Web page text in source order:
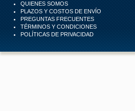
QUIENES SOMOS
PLAZOS Y COSTOS DE ENVÍO
PREGUNTAS FRECUENTES
TÉRMINOS Y CONDICIONES
POLÍTICAS DE PRIVACIDAD